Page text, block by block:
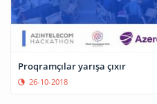
Proqramçılar yarışa çıxır
26-10-2018